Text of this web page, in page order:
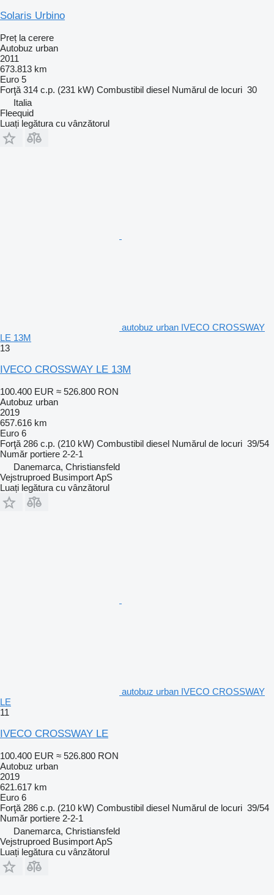
Solaris Urbino
Preț la cerere
Autobuz urban
2011
673.813 km
Euro 5
Forţă 314 c.p. (231 kW) Combustibil diesel Numărul de locuri 30
Italia
Fleequid
Luați legătura cu vânzătorul
autobuz urban IVECO CROSSWAY
LE 13M
13
IVECO CROSSWAY LE 13M
100.400 EUR ≈ 526.800 RON
Autobuz urban
2019
657.616 km
Euro 6
Forţă 286 c.p. (210 kW) Combustibil diesel Numărul de locuri 39/54
Număr portiere 2-2-1
Danemarca, Christiansfeld
Vejstruproed Busimport ApS
Luați legătura cu vânzătorul
autobuz urban IVECO CROSSWAY
LE
11
IVECO CROSSWAY LE
100.400 EUR ≈ 526.800 RON
Autobuz urban
2019
621.617 km
Euro 6
Forţă 286 c.p. (210 kW) Combustibil diesel Numărul de locuri 39/54
Număr portiere 2-2-1
Danemarca, Christiansfeld
Vejstruproed Busimport ApS
Luați legătura cu vânzătorul